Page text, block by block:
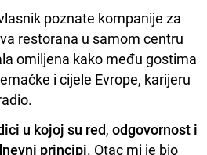
poznate kompanije za
restorana u samom centru
omiljena kako među gostima
i cijele Evrope, karijeru
u kojoj su red, odgovornost i
principi. Otac mi je bio